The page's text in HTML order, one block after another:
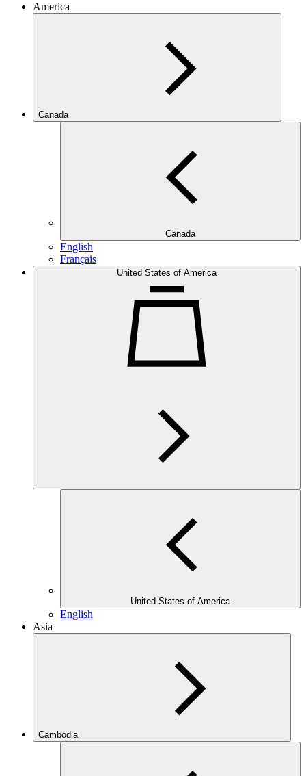
America
Canada
Canada
English
Français
United States of America
United States of America
English
Asia
Cambodia